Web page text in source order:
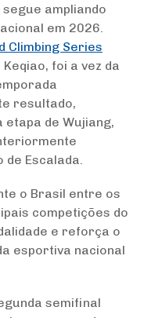
ampliando
em 2026.
Climbing Series
foi a vez da
resultado,
de Wujiang,
de Escalada.
o Brasil entre os
competições do
e reforça o
esportiva nacional
semifinal